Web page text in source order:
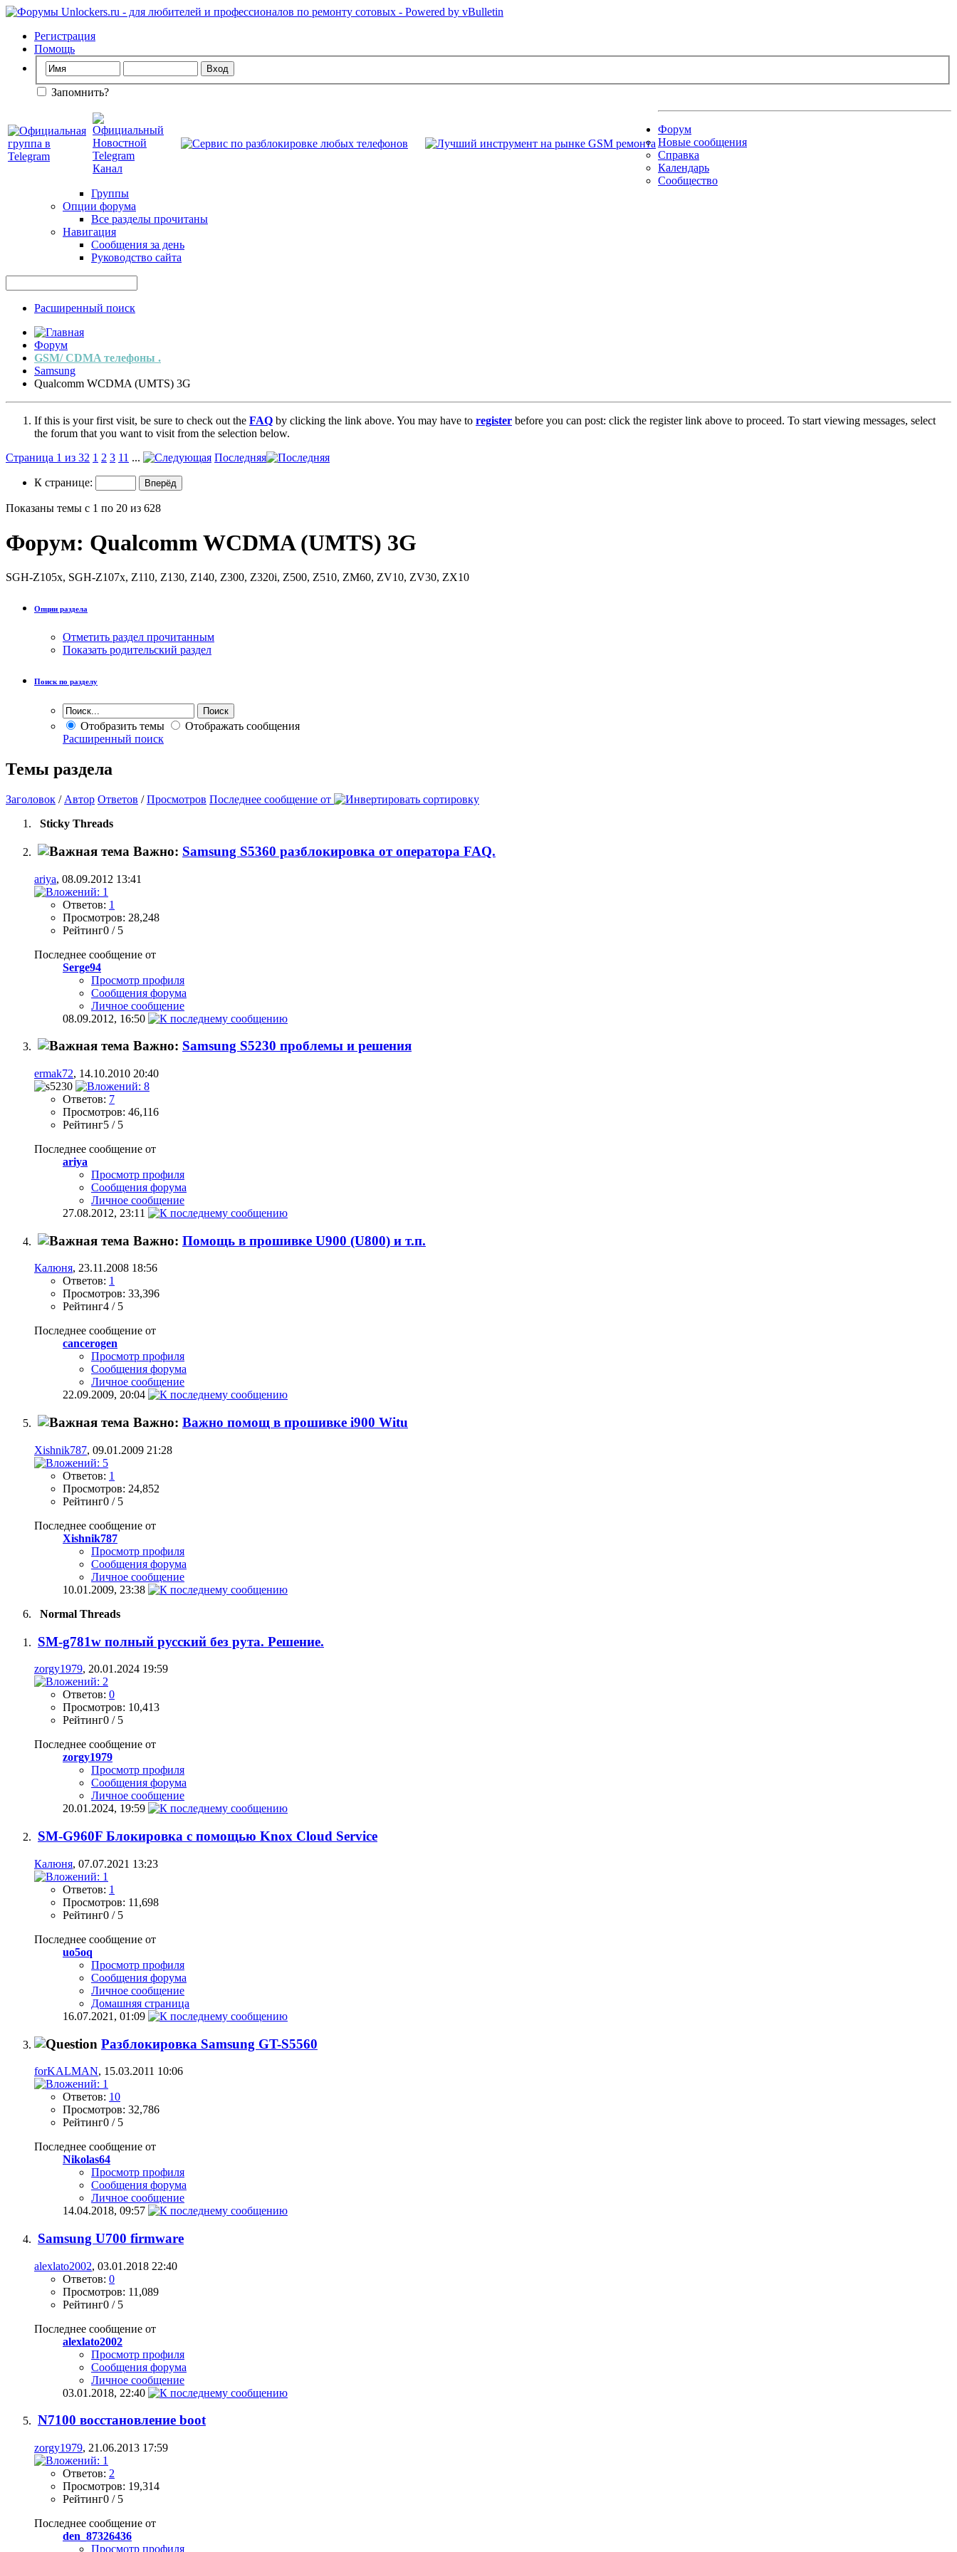
Регистрация
Помощь
Запомнить?
Форум
Новые сообщения
Справка
Календарь
Сообщество
Группы
Опции форума
Все разделы прочитаны
Навигация
Сообщения за день
Руководство сайта
Расширенный поиск
Форум
GSM/ CDMA телефоны .
Samsung
Qualcomm WCDMA (UMTS) 3G
If this is your first visit, be sure to check out the FAQ by clicking the link above. You may have to register before you can post: click the register link above to proceed. To start viewing messages, select
the forum that you want to visit from the selection below.
Страница 1 из 32 1 2 3 11 ... Последняя
К странице:
Показаны темы с 1 по 20 из 628
Форум: Qualcomm WCDMA (UMTS) 3G
SGH-Z105x, SGH-Z107x, Z110, Z130, Z140, Z300, Z320i, Z500, Z510, ZM60, ZV10, ZV30, ZX10
Опции раздела
Отметить раздел прочитанным
Показать родительский раздел
Поиск по разделу
Отобразить темы
Отображать сообщения
Расширенный поиск
Темы раздела
Заголовок / Автор Ответов /Просмотров Последнее сообщение от
Sticky Threads
Важно: Samsung S5360 разблокировка от оператора FAQ.
ariya, 08.09.2012 13:41
Ответов: 1
Просмотров: 28,248
Рейтинг0 / 5
Последнее сообщение от
Serge94
Просмотр профиля
Сообщения форума
Личное сообщение
08.09.2012, 16:50
Важно: Samsung S5230 проблемы и решения
ermak72, 14.10.2010 20:40
Ответов: 7
Просмотров: 46,116
Рейтинг5 / 5
Последнее сообщение от
ariya
Просмотр профиля
Сообщения форума
Личное сообщение
27.08.2012, 23:11
Важно: Помощь в прошивке U900 (U800) и т.п.
Калюня, 23.11.2008 18:56
Ответов: 1
Просмотров: 33,396
Рейтинг4 / 5
Последнее сообщение от
cancerogen
Просмотр профиля
Сообщения форума
Личное сообщение
22.09.2009, 20:04
Важно: Важно помощ в прошивке i900 Witu
Xishnik787, 09.01.2009 21:28
Ответов: 1
Просмотров: 24,852
Рейтинг0 / 5
Последнее сообщение от
Xishnik787
Просмотр профиля
Сообщения форума
Личное сообщение
10.01.2009, 23:38
Normal Threads
SM-g781w полный русский без рута. Решение.
zorgy1979, 20.01.2024 19:59
Ответов: 0
Просмотров: 10,413
Рейтинг0 / 5
Последнее сообщение от
zorgy1979
Просмотр профиля
Сообщения форума
Личное сообщение
20.01.2024, 19:59
SM-G960F Блокировка с помощью Knox Cloud Service
Калюня, 07.07.2021 13:23
Ответов: 1
Просмотров: 11,698
Рейтинг0 / 5
Последнее сообщение от
uo5oq
Просмотр профиля
Сообщения форума
Личное сообщение
Домашняя страница
16.07.2021, 01:09
Разблокировка Samsung GT-S5560
forKALMAN, 15.03.2011 10:06
Ответов: 10
Просмотров: 32,786
Рейтинг0 / 5
Последнее сообщение от
Nikolas64
Просмотр профиля
Сообщения форума
Личное сообщение
14.04.2018, 09:57
Samsung U700 firmware
alexlato2002, 03.01.2018 22:40
Ответов: 0
Просмотров: 11,089
Рейтинг0 / 5
Последнее сообщение от
alexlato2002
Просмотр профиля
Сообщения форума
Личное сообщение
03.01.2018, 22:40
N7100 восстановление boot
zorgy1979, 21.06.2013 17:59
Ответов: 2
Просмотров: 19,314
Рейтинг0 / 5
Последнее сообщение от
den_87326436
Просмотр профиля